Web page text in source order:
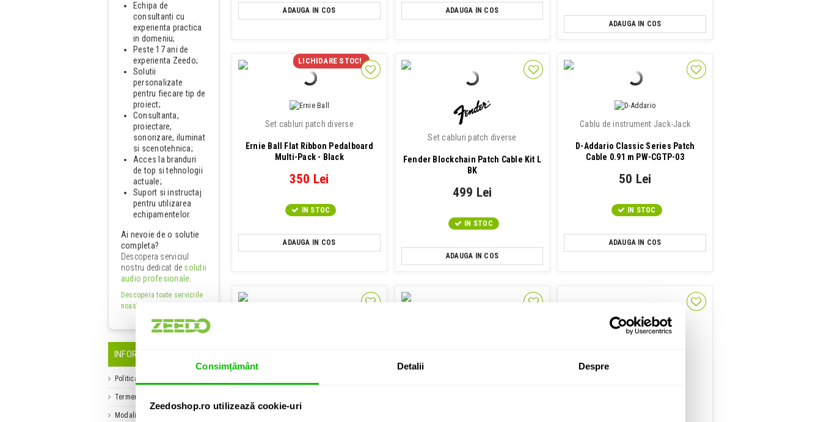
Consimțământ Detalii Despre
Zeedoshop.ro utilizează cookie-uri
Echipa de
consultanti cu
experienta practica
in domeniu;
Peste 17 ani de
experienta Zeedo;
Solutii
personalizate
pentru fiecare tip de
proiect;
Consultanta,
proiectare,
sonorizare, iluminat
si scenotehnica;
Acces la branduri
de top si tehnologii
actuale;
Suport si instructaj
pentru utilizarea
echipamentelor.
Ai nevoie de o solutie
completa?
Descopera serviciul
nostru dedicat de solutii
audio profesionale.
Descopera toate serviciile
noastre
INFORMATII UTILE
Politica de retur
Termene si conditii
Modalitati de plata
ADAUGA IN COS ADAUGA IN COS
ADAUGA IN COS
LICHIDARE STOC!
Set cabluri patch diverse
Ernie Ball Flat Ribbon Pedalboard
Multi-Pack - Black
350 Lei
IN STOC
ADAUGA IN COS
Set cabluri patch diverse
Fender Blockchain Patch Cable Kit L
BK
499 Lei
IN STOC
ADAUGA IN COS
Cablu de instrument Jack-Jack
D-Addario Classic Series Patch
Cable 0.91 m PW-CGTP-03
50 Lei
IN STOC
ADAUGA IN COS